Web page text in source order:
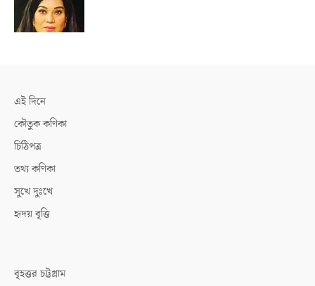
এই দিনে
কৌতুক কণিকা
চিঠিপত্র
তথ্য কণিকা
সুখে দুঃখে
হৃদয় বৃত্তি
বৃহত্তর চট্টগ্রাম